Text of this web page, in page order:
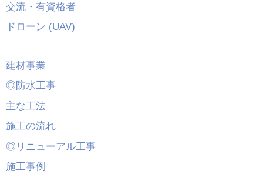
交流・有資格者
ドローン (UAV)
建材事業
◎防水工事
主な工法
施工の流れ
◎リニューアル工事
施工事例